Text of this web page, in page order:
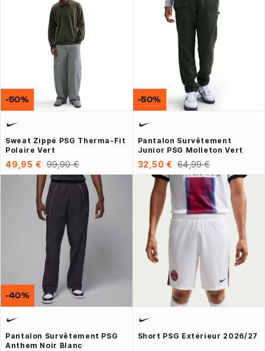
Sweat Zippé PSG Therma-Fit
Polaire Vert
49,95 € 99,90 €
-50%
Pantalon Survêtement
Junior PSG Molleton Vert
32,50 € 64,99 €
-50%
Pantalon Survêtement PSG
Anthem Noir Blanc
-40%
Short PSG Extérieur 2026/27